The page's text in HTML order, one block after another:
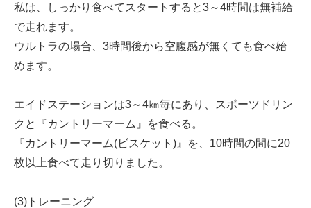
私は、しっかり食べてスタートすると3～4時間は無補給
で走れます。
ウルトラの場合、3時間後から空腹感が無くても食べ始
めます。
エイドステーションは3～4㎞毎にあり、スポーツドリン
クと『カントリーマーム』を食べる。
『カントリーマーム(ビスケット)』を、10時間の間に20
枚以上食べて走り切りました。
(3)トレーニング